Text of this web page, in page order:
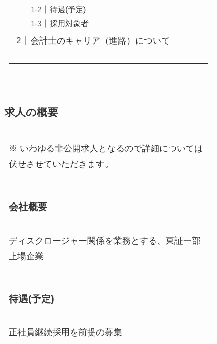
待遇(予定)
採用対象者
会計士のキャリア（進路）について
求人の概要
※ いわゆる非公開求人となるので詳細については
伏せさせていただきます。
会社概要
ディスクロージャー関係を業務とする、東証一部
上場企業
待遇(予定)
正社員継続採用を前提の募集